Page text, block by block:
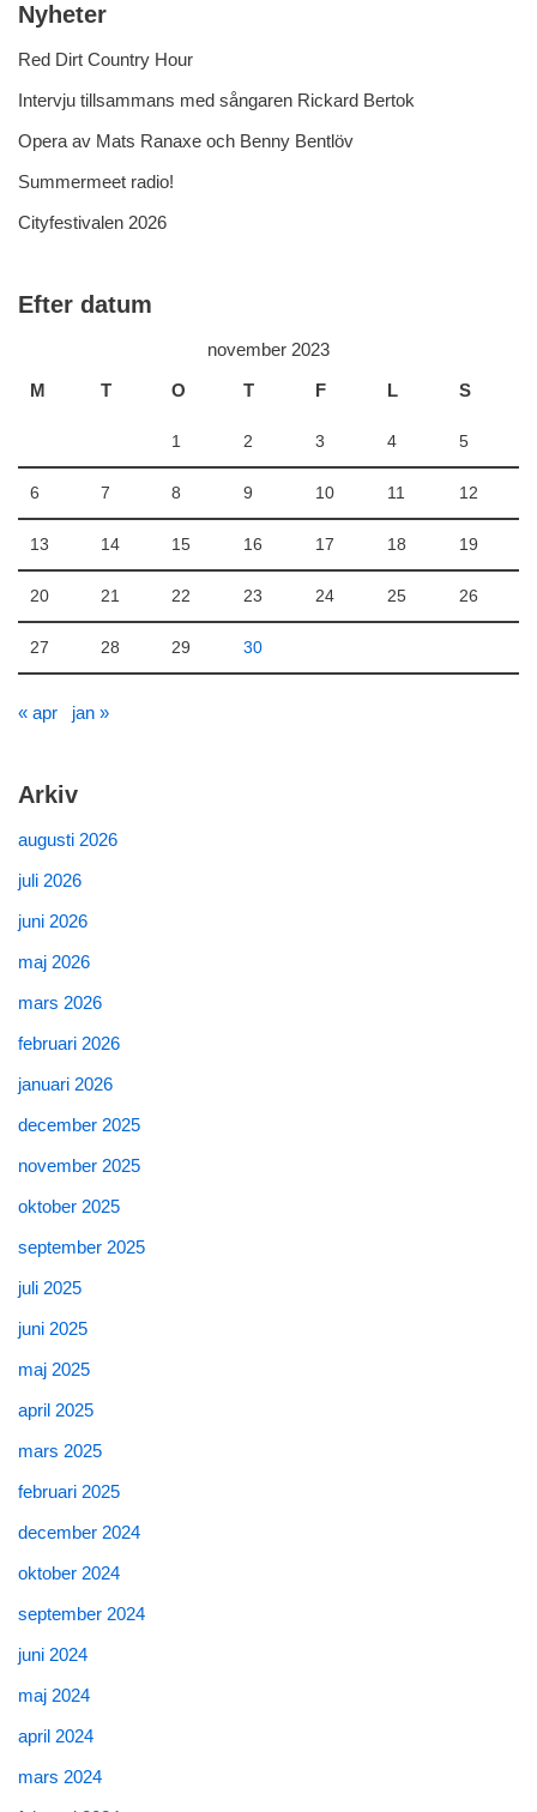
Nyheter
Red Dirt Country Hour
Intervju tillsammans med sångaren Rickard Bertok
Opera av Mats Ranaxe och Benny Bentlöv
Summermeet radio!
Cityfestivalen 2026
Efter datum
november 2023
M
T O T F L S
1 2 3 4 5
6 7 8 9 10 11 12
13 14 15 16 17 18 19
20 21 22 23 24 25 26
27 28 29 30
« apr jan »
Arkiv
augusti 2026
juli 2026
juni 2026
maj 2026
mars 2026
februari 2026
januari 2026
december 2025
november 2025
oktober 2025
september 2025
juli 2025
juni 2025
maj 2025
april 2025
mars 2025
februari 2025
december 2024
oktober 2024
september 2024
juni 2024
maj 2024
april 2024
mars 2024